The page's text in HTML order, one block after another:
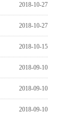
2018-10-27
2018-10-27
2018-10-15
2018-09-10
2018-09-10
2018-09-10